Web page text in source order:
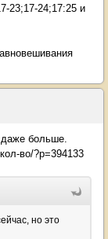
23;17-24;17:25 и
больше.
во/?p=394133
но это